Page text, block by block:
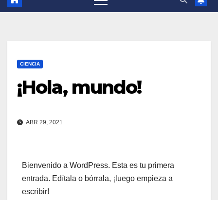
CIENCIA
¡Hola, mundo!
ABR 29, 2021
Bienvenido a WordPress. Esta es tu primera
entrada. Edítala o bórrala, ¡luego empieza a
escribir!